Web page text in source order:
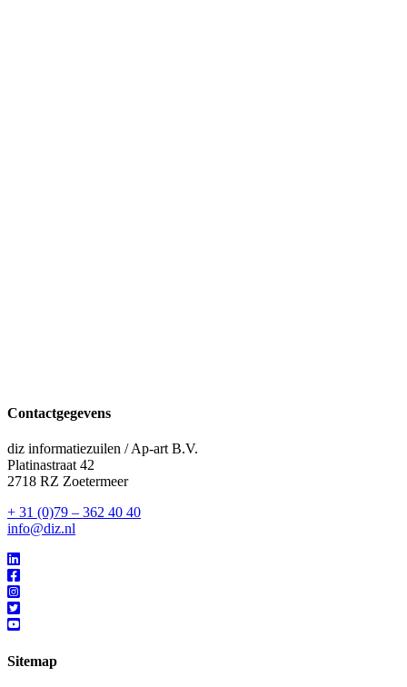
Contactgegevens
diz informatiezuilen / Ap-art B.V.
Platinastraat 42
2718 RZ Zoetermeer
+ 31 (0)79 – 362 40 40
info@diz.nl
Sitemap